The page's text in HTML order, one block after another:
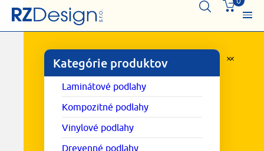
Kategórie produktov
Laminátové podlahy
Kompozitné podlahy
Vinylové podlahy
Drevenné podlahy